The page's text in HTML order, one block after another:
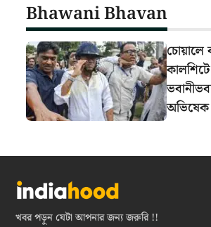
Bhawani Bhavan
চোয়ালে
অভিষেক
খবর পড়ুন যেটা আপনার জন্য জরুরি !!